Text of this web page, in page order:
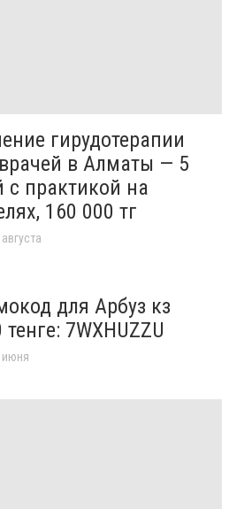
гирудотерапии
в Алматы — 5
с практикой на
160 000 тг
для Арбуз кз
7WXHUZZU
июня